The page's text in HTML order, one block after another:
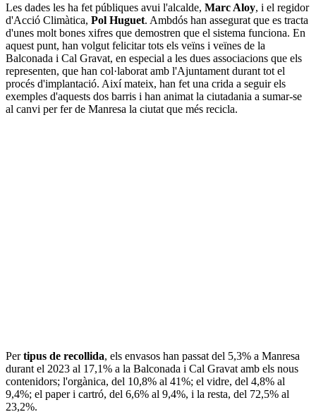
Les dades les ha fet públiques avui l'alcalde, Marc Aloy, i el regidor
d'Acció Climàtica, Pol Huguet. Ambdós han assegurat que es tracta
d'unes molt bones xifres que demostren que el sistema funciona. En
aquest punt, han volgut felicitar tots els veïns i veïnes de la
Balconada i Cal Gravat, en especial a les dues associacions que els
representen, que han col·laborat amb l'Ajuntament durant tot el
procés d'implantació. Així mateix, han fet una crida a seguir els
exemples d'aquests dos barris i han animat la ciutadania a sumar-se
al canvi per fer de Manresa la ciutat que més recicla.
Pertipus de recollida, els envasos han passat del 5,3% a Manresa
durant el 2023 al 17,1% a la Balconada i Cal Gravat amb els nous
contenidors; l'orgànica, del 10,8% al 41%; el vidre, del 4,8% al
9,4%; el paper i cartró, del 6,6% al 9,4%, i la resta, del 72,5% al
23,2%.